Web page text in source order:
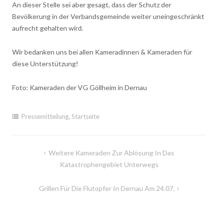
An dieser Stelle sei aber gesagt, dass der Schutz der
Bevölkerung in der Verbandsgemeinde weiter uneingeschränkt
aufrecht gehalten wird.
Wir bedanken uns bei allen Kameradinnen & Kameraden für
diese Unterstützung!
Foto: Kameraden der VG Göllheim in Dernau
Pressemitteilung, Startseite
Beitragsnavigation
Weitere Kameraden Zur Ablösung In Das
Katastrophengebiet Unterwegs
Grillen Für Die Flutopfer In Dernau Am 24.07.